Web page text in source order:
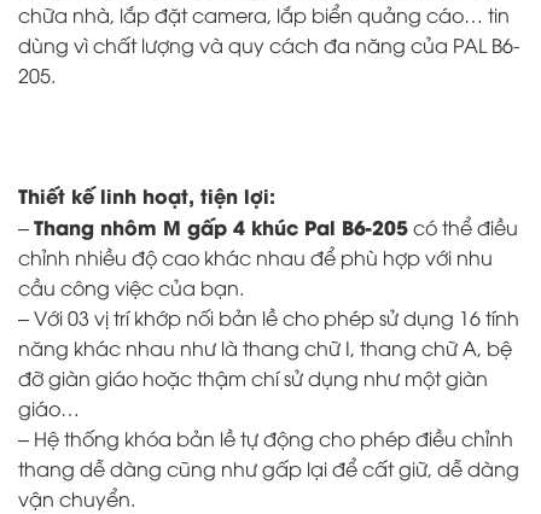
chữa nhà, lắp đặt camera, lắp biển quảng cáo… tin
dùng vì chất lượng và quy cách đa năng của PAL B6-
205.
Thiết kế linh hoạt, tiện lợi:
–Thang nhôm M gấp 4 khúc Pal B6-205có thể điều
chỉnh nhiều độ cao khác nhau để phù hợp với nhu
cầu công việc của bạn.
– Với 03 vị trí khớp nối bản lề cho phép sử dụng 16 tính
năng khác nhau như là thang chữ I, thang chữ A, bệ
đỡ giàn giáo hoặc thậm chí sử dụng như một giàn
giáo…
– Hệ thống khóa bản lề tự động cho phép điều chỉnh
thang dễ dàng cũng như gấp lại để cất giữ, dễ dàng
vận chuyển.